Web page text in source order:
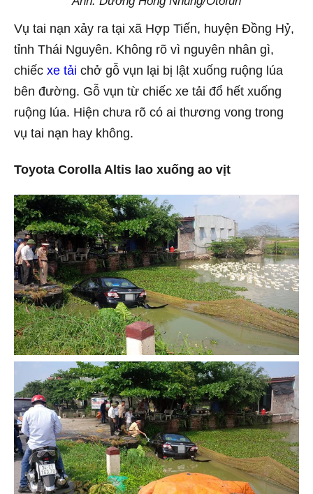
Vụ tai nạn xảy ra tại xã Hợp Tiến, huyện Đồng Hỷ,
tỉnh Thái Nguyên. Không rõ vì nguyên nhân gì,
chiếc xe tải chở gỗ vụn lại bị lật xuống ruộng lúa
bên đường. Gỗ vụn từ chiếc xe tải đổ hết xuống
ruộng lúa. Hiện chưa rõ có ai thương vong trong
vụ tai nạn hay không.
Toyota Corolla Altis lao xuống ao vịt